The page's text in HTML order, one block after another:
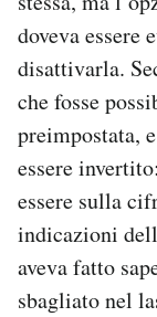
doveva essere
disattivarla.
che fosse
preimpostata,
essere
essere sulla
indicazioni
aveva fatto
sbagliato nel